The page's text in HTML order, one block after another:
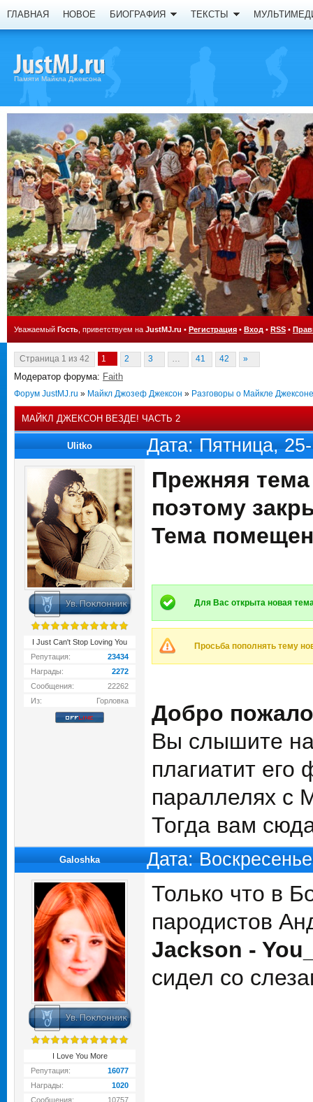
ГЛАВНАЯ НОВОЕ БИОГРАФИЯ ТЕКСТЫ
Памяти Майкла Джексона
Уважаемый Гость , приветствуем на JustMJ.ru • Регистрация • Вход • RSS •
Страница 1 из 42 1 2 3 … 41 42 »
Модератор форума: Faith
Форум JustMJ.ru » Майкл Джозеф Джексон » Разговоры о Майкле Джексоне
МАЙКЛ ДЖЕКСОН ВЕЗДЕ! ЧАСТЬ 2
Ulitko Дата: Пятница,
I Just Can't Stop Loving You
Репутация:
23434
Награды:
2272
Сообщения:
22262
Из:
Горловка
Прежняя
поэтому
Тема
Для Вас открыта новая
Просьба пополнять тему
Добро
Вы слышите на
плагиатит
параллелях с
Тогда вам
Galoshka Дата:
I Love You More
Репутация:
16077
Награды:
1020
Сообщения:
10757
Только что в
пародистов
Jackson -
сидел со